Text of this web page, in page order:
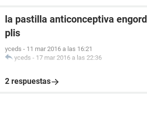
la pastilla anticonceptiva
plis
yceds - 11 mar 2016 a las 16:21
yceds - 17 mar 2016 a las 22:36
2 respuestas